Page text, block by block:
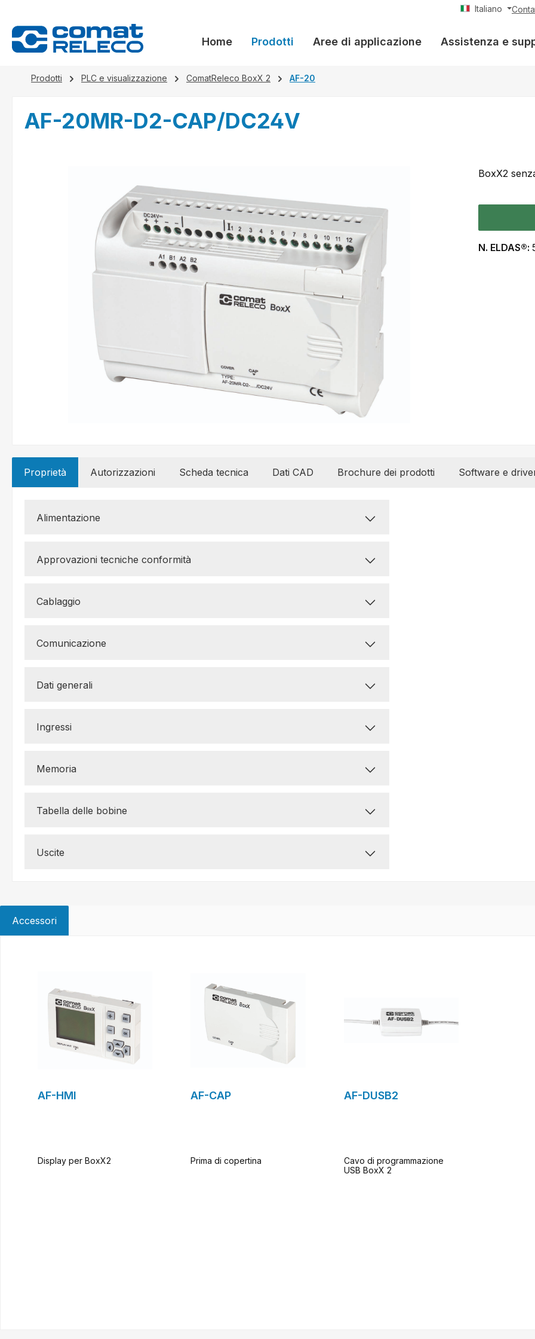
Italiano
Home Prodotti Aree di applicazione Assistenza e
Prodotti PLC e visualizzazione ComatReleco BoxX 2 AF-20
AF-20MR-D2-CAP/DC24V
BoxX2
N. ELDAS®:
Proprietà Autorizzazioni Scheda tecnica Dati CAD Brochure dei prodotti Software e
Alimentazione
Approvazioni tecniche conformità
Cablaggio
Comunicazione
Dati generali
Ingressi
Memoria
Tabella delle bobine
Uscite
Accessori
AF-HMI
Display per BoxX2
AF-CAP
Prima di copertina
AF-DUSB2
Cavo di programmazione
USB BoxX 2